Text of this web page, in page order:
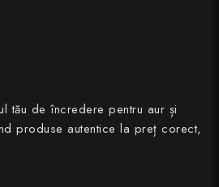
tău de încredere pentru aur și
produse autentice la preț corect,